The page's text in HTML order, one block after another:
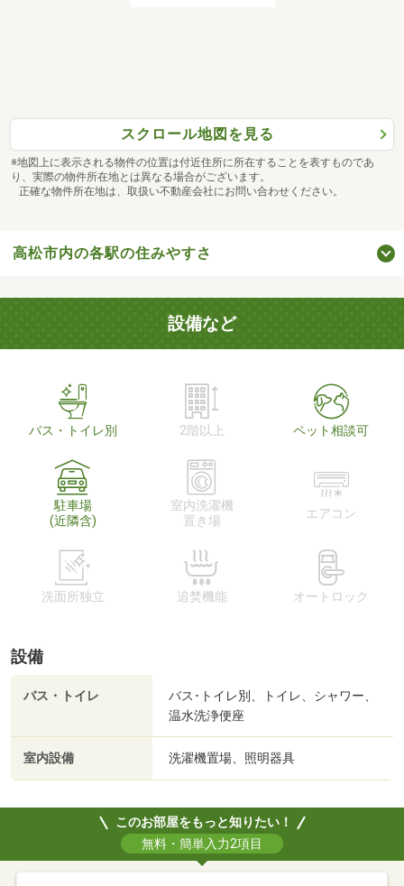
スクロール地図を見る
※地図上に表示される物件の位置は付近住所に所在することを表すものであ
り、実際の物件所在地とは異なる場合がございます。
正確な物件所在地は、取扱い不動産会社にお問い合わせください。
高松市内の各駅の住みやすさ
設備など
バス・トイレ別 2階以上 ペット相談可
駐車場
(近隣含)
室内洗濯機
置き場
エアコン
洗面所独立 追焚機能 オートロック
設備
バス・トイレ
バス･トイレ別、トイレ、シャワー、
温水洗浄便座
室内設備 洗濯機置場、照明器具
このお部屋をもっと知りたい！
無料・簡単入力2項目